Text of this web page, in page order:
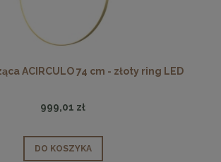
ACIRCULO 74 cm - złoty ring LED
999,01 zł
DO KOSZYKA